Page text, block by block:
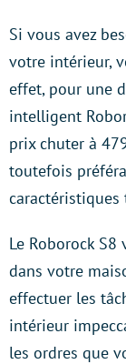
Si vous avez
votre intérieur,
effet, pour une
intelligent
prix chuter à
toutefois
caractéristiques
Le Roborock
dans votre
effectuer les
intérieur
les ordres que